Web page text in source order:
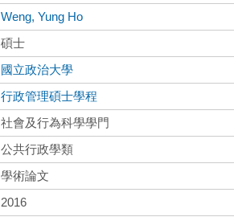
Weng, Yung Ho
碩士
國立政治大學
行政管理碩士學程
社會及行為科學學門
公共行政學類
學術論文
2016